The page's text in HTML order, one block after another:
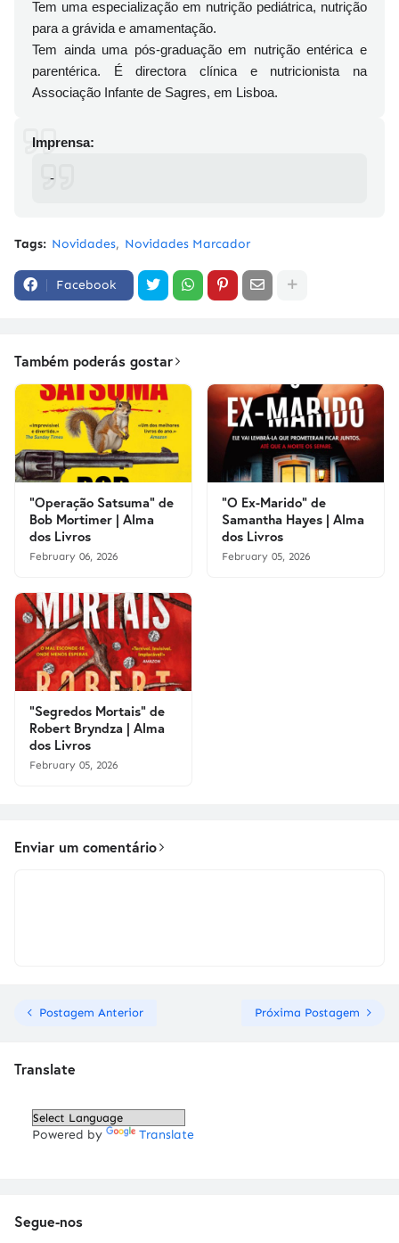
Tem uma especialização em nutrição pediátrica, nutrição
para a grávida e amamentação.
Tem ainda uma pós-graduação em nutrição entérica e
parentérica. É directora clínica e nutricionista na
Associação Infante de Sagres, em Lisboa.
Imprensa:
-
Tags: Novidades Novidades Marcador
Facebook
Também poderás gostar
"Operação Satsuma" de
Bob Mortimer | Alma
dos Livros
February 06, 2026
"O Ex-Marido" de
Samantha Hayes | Alma
dos Livros
February 05, 2026
"Segredos Mortais" de
Robert Bryndza | Alma
dos Livros
February 05, 2026
Enviar um comentário
Postagem Anterior Próxima Postagem
Translate
Powered by Translate
Segue-nos